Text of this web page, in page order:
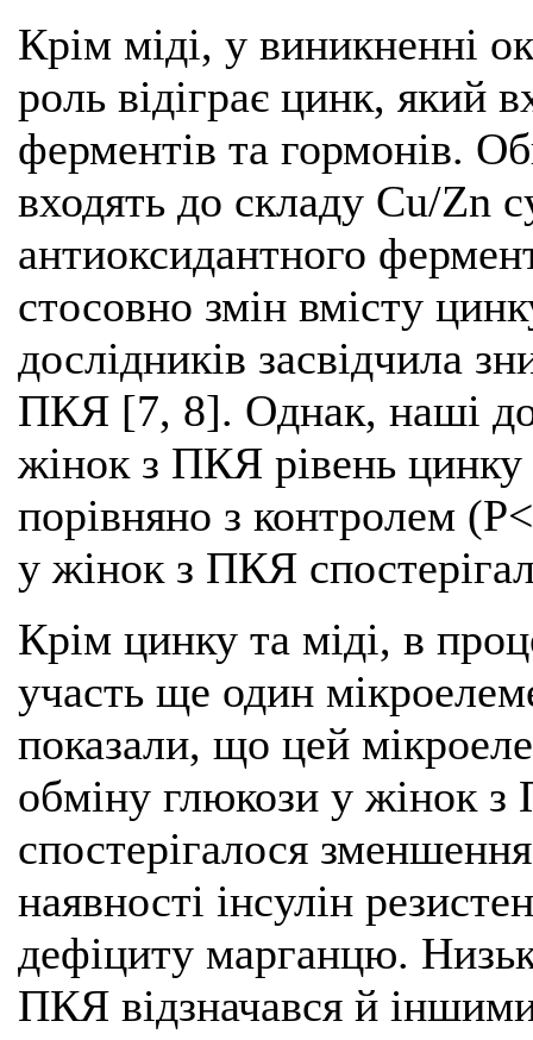
Крім міді, у виникненні
роль відіграє цинк, який
ферментів та гормонів.
входять до складу Cu/Zn
антиоксидантного
стосовно змін вмісту
дослідників засвідчила
ПКЯ [7, 8]. Однак, наші
жінок з ПКЯ рівень
порівняно з контролем
у жінок з ПКЯ
Крім цинку та міді, в
участь ще один
показали, що цей
обміну глюкози у жінок
спостерігалося
наявності інсулін
дефіциту марганцю.
ПКЯ відзначався й